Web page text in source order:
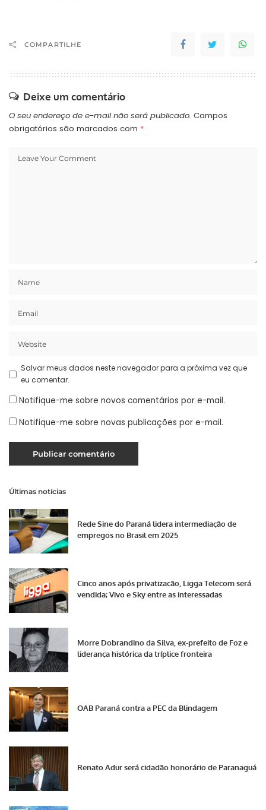
COMPARTILHE
Deixe um comentário
O seu endereço de e-mail não será publicado. Campos
obrigatórios são marcados com *
Salvar meus dados neste navegador para a próxima vez que
eu comentar.
Notifique-me sobre novos comentários por e-mail.
Notifique-me sobre novas publicações por e-mail.
Últimas notícias
Rede Sine do Paraná lidera intermediação de
empregos no Brasil em 2025
Cinco anos após privatização, Ligga Telecom será
vendida; Vivo e Sky entre as interessadas
Morre Dobrandino da Silva, ex-prefeito de Foz e
liderança histórica da tríplice fronteira
OAB Paraná contra a PEC da Blindagem
Renato Adur será cidadão honorário de Paranaguá